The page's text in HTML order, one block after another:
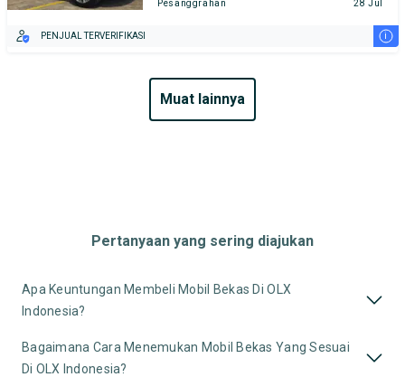
Pesanggrahan 28 Jul
PENJUAL TERVERIFIKASI i
muat lainnya
Pertanyaan yang sering diajukan
Apa Keuntungan Membeli Mobil Bekas Di OLX
Indonesia?
Bagaimana Cara Menemukan Mobil Bekas Yang Sesuai
Di OLX Indonesia?